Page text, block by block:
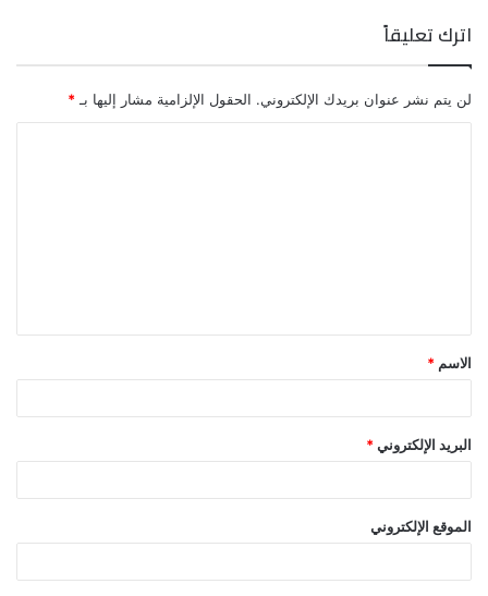
اترك تعليقاً
لن يتم نشر عنوان بريدك الإلكتروني. الحقول الإلزامية مشار إليها بـ *
ق
*
الاسم *
البريد الإلكتروني *
الموقع الإلكتروني